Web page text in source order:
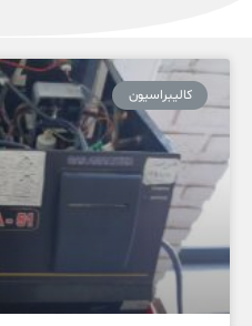
کالیبراسیون